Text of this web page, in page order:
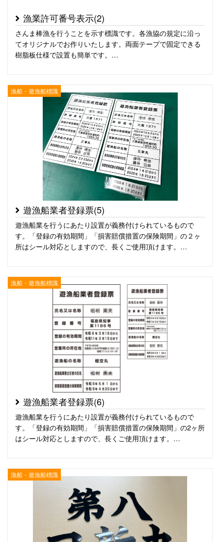
漁業許可番号表示(2)
さんま棒漁を行うことを示す標識です。各漁協の規定に沿っ
てオリジナルでお作りいたします。両面テープで固定できる
樹脂板仕様で設置も簡単です。…
漁船・遊漁船標識
遊漁船業者登録票(5)
遊漁船業を行うにあたり設置が義務付けられているもので
す。「登録の有効期間」「損害賠償措置の保険期間」の２ヶ
所はシール対応としますので、長くご使用頂けます。…
漁船・遊漁船標識
遊漁船業者登録票(6)
遊漁船業を行うにあたり設置が義務付けられているもので
す。「登録の有効期間」「損害賠償措置の保険期間」の2ヶ所
はシール対応としますので、長くご使用頂けます。…
漁船・遊漁船標識